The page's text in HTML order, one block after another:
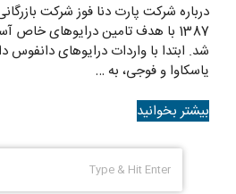
درباره شرکت پارت دنا فوز شرکت
1387 با هدف تامین درایوهای
شد. ابتدا با واردات درایوهای
یاسکاوا و فوجی، به …
بیشتر بخوانید